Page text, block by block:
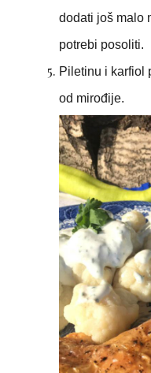
dodati još malo
potrebi posoliti.
Piletinu i karfiol
od mirođije.